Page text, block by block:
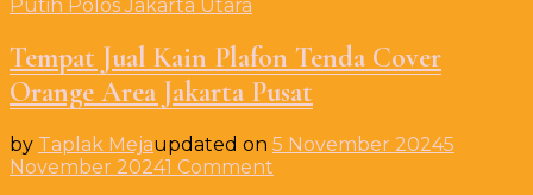
Putih Polos Jakarta Utara
Tempat Jual Kain Plafon Tenda Cover
Orange Area Jakarta Pusat
by Taplak Mejaupdated on 5 November 20245
November 20241 Comment